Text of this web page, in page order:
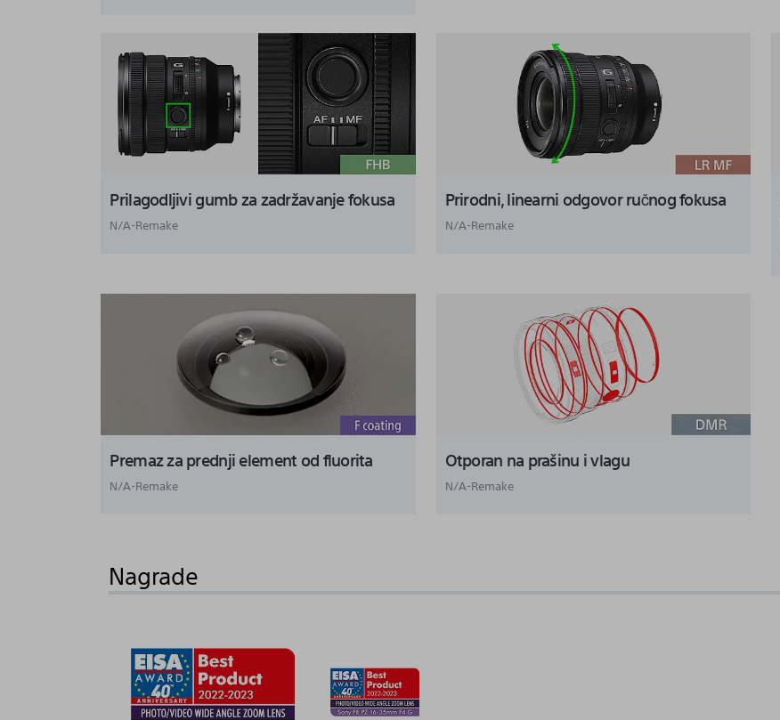
Prilagodljivi gumb za zadržavanje fokusa
N/A-Remake
Prirodni, linearni odgovor ručnog fokusa
N/A-Remake
Premaz za prednji element od fluorita
N/A-Remake
Otporan na prašinu i vlagu
N/A-Remake
Nagrade